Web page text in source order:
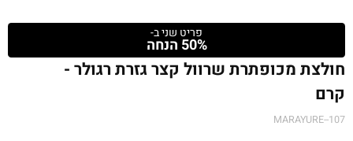
פריט שני ב-
50% הנחה
חולצת מכופתרת שרוול קצר גזרת רגולר -
קרם
MARAYURE--107